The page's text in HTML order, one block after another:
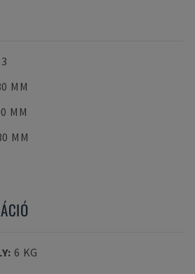
3
MM
MM
MM
: 6 KG